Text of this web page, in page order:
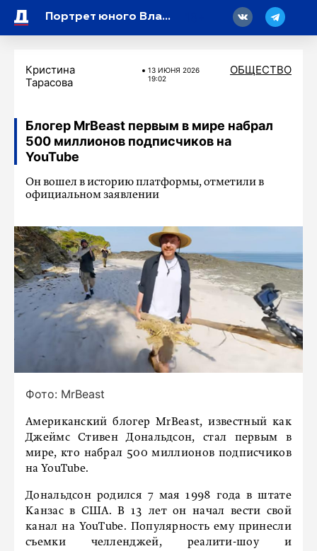
Портрет юного Владимира Набокова вернулся в его усадьбу в Рождествено
Кристина
Тарасова
13 ИЮНЯ 2026
19:02
ОБЩЕСТВО
Блогер MrBeast первым в мире набрал
500 миллионов подписчиков на
YouTube
Он вошел в историю платформы, отметили в
официальном заявлении
Фото: MrBeast
Американский блогер MrBeast, известный как
Джеймс Стивен Дональдсон, стал первым в
мире, кто набрал 500 миллионов подписчиков
на YouTube.
Дональдсон родился 7 мая 1998 года в штате
Канзас в США. В 13 лет он начал вести свой
канал на YouTube. Популярность ему принесли
съемки челленджей, реалити-шоу и